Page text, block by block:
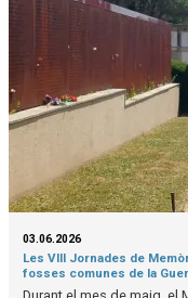
03.06.2026
Les VIII Jornades de
fosses comunes de la